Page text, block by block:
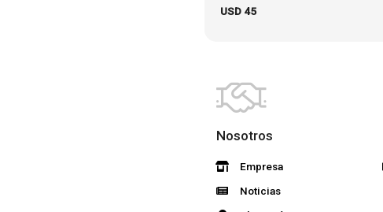
USD 45
Nosotros
Empresa
Noticias